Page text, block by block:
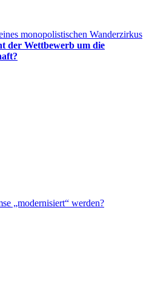
monopolistischen Wanderzirkus
der Wettbewerb um die
„modernisiert“ werden?